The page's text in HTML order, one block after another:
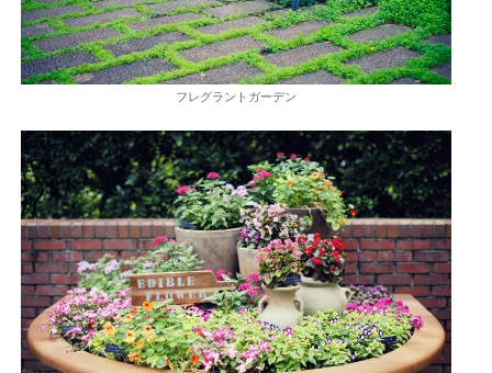
フレグラントガーデン